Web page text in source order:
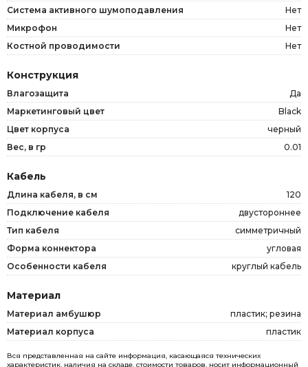
Система активного шумоподавления
Нет
Микрофон
Нет
Костной проводимости
Нет
Конструкция
Влагозащита
Да
Маркетинговый цвет
Black
Цвет корпуса
черный
Вес, в гр
0.01
Кабель
Длина кабеля, в см
120
Подключение кабеля
двустороннее
Тип кабеля
симметричный
Форма коннектора
угловая
Особенности кабеля
круглый кабель
Материал
Материал амбушюр
пластик; резина
Материал корпуса
пластик
Вся представленная на сайте информация, касающаяся технических
характеристик, наличия на складе, стоимости товаров, носит информационный